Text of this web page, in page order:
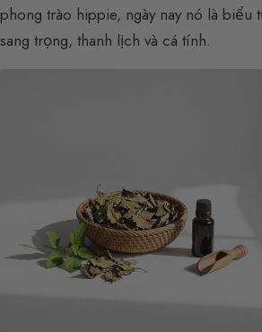
phong trào hippie, ngày nay nó là biểu
sang trọng, thanh lịch và cá tính.